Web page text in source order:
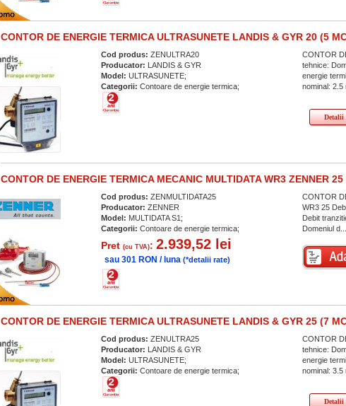
CONTOR DE ENERGIE TERMICA ULTRASUNETE LANDIS & GYR 20 (5
Cod produs:ZENULTRA20
Producator: LANDIS & GYR
Model:ULTRASUNETE;
Categorii:Contoare de energie termica;
CONTOR
tehnice:
energie
nominal: 2.5
Detalii
CONTOR DE ENERGIE TERMICA MECANIC MULTIDATA WR3 ZENNER
Cod produs:ZENMULTIDATA25
Producator:ZENNER
Model: MULTIDATA S1;
Categorii:Contoare de energie termica;
Pret(cu TVA):2.939,52 lei
sau 301 RON / luna(*detalii rate)
CONTOR
WR3 25
Debit
Domeniul d...
CONTOR DE ENERGIE TERMICA ULTRASUNETE LANDIS & GYR 25 (7
Cod produs:ZENULTRA25
Producator: LANDIS & GYR
Model:ULTRASUNETE;
Categorii:Contoare de energie termica;
CONTOR
tehnice:
energie
nominal: 3.5
Detalii